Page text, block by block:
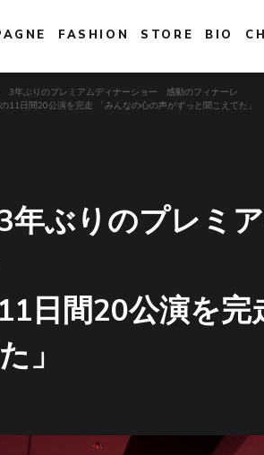
FASHION STORE BIO
3年ぶりのプレミアムディナーショー 感動のフィナーレ
11日間20公演を完走 「みんなの心の声がずっと聞こえてた」
ぶりのプレミ
日間20公演を
」